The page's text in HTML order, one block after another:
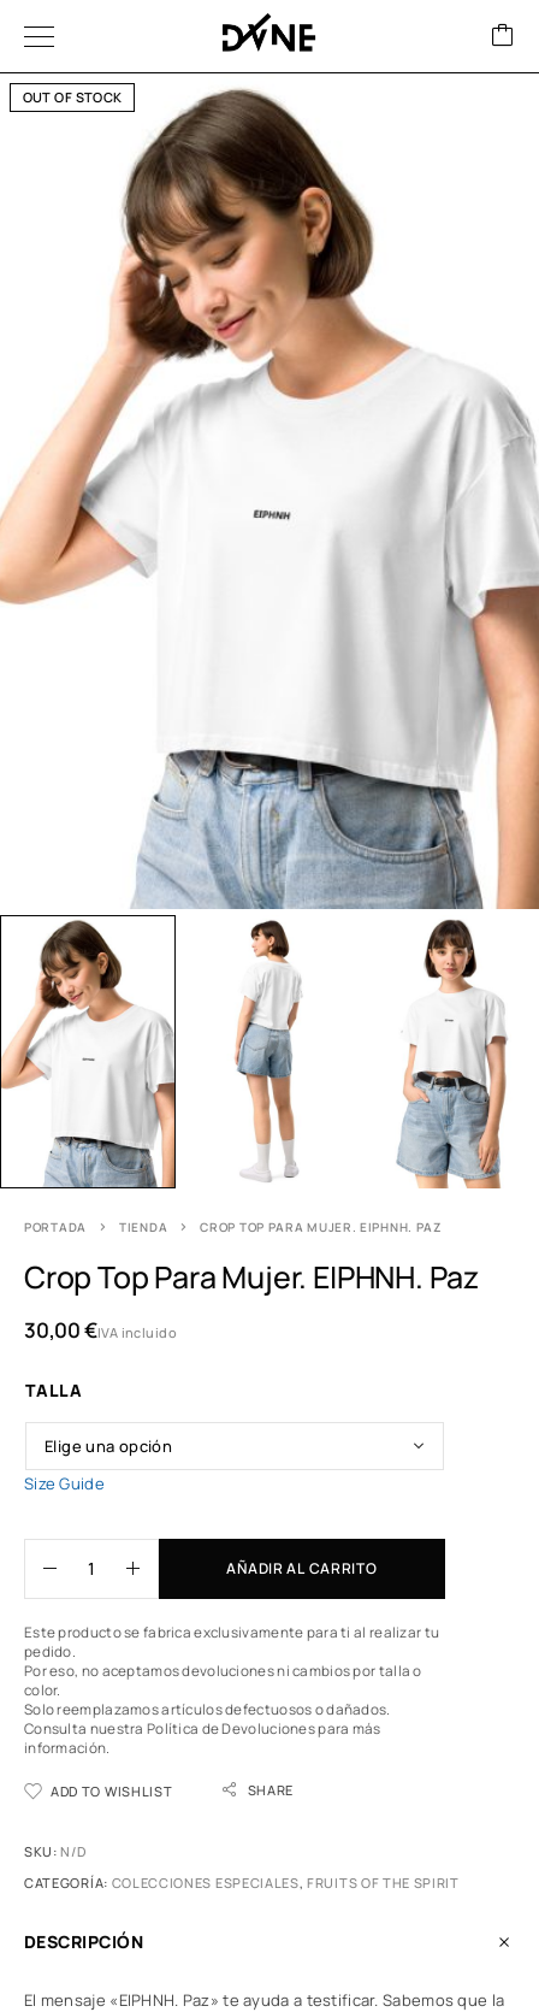
OUT OF STOCK
PORTADA TIENDA CROP TOP PARA MUJER. ΕΙΡΗΝΗ. PAZ
Crop Top Para Mujer. ΕΙΡΗΝΗ. Paz
30,00€IVA incluido
TALLA
Size Guide
AÑADIR AL CARRITO
Este producto se fabrica exclusivamente para ti al realizar tu
pedido.
Por eso, no aceptamos devoluciones ni cambios por talla o
color.
Solo reemplazamos artículos defectuosos o dañados.
Consulta nuestra Política de Devolucionespara más
información.
ADD TO WISHLIST SHARE
SKU:N/D
CATEGORÍA: COLECCIONES ESPECIALES,FRUITS OF THE SPIRIT
DESCRIPCIÓN
El mensaje «ΕΙΡΗΝΗ. Paz» te ayuda a testificar. Sabemos que la